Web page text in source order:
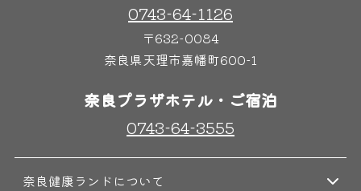
0743-64-1126
〒632-0084
奈良県天理市嘉幡町600-1
奈良プラザホテル・ご宿泊
0743-64-3555
奈良健康ランドについて